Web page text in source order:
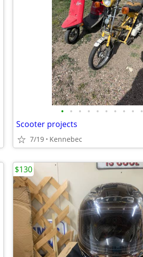
• • • • • • • • • •
Scooter projects
7/19 Kennebec
$130